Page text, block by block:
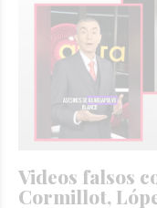
Videos falsos
Cormillot,